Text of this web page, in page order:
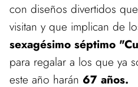
con diseños divertidos
visitan y que implican de
sexagésimo séptimo
para regalar a los que ya
este año harán 67 años.